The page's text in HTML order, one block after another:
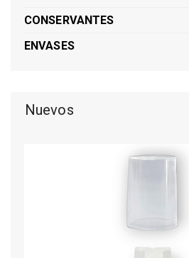
CONSERVANTES
ENVASES
Nuevos